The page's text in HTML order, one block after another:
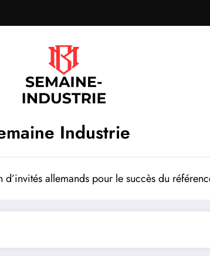
Industrie
allemands pour le succès du